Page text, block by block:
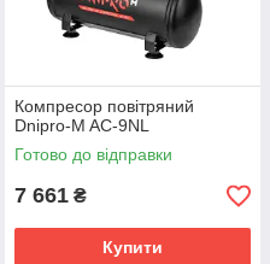
Компресор повітряний
Dnipro-M AC-9NL
Готово до відправки
7 661 ₴
Купити